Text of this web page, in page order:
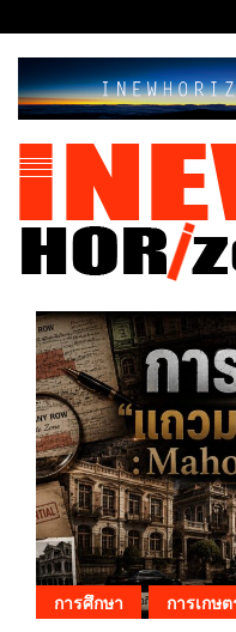
to
content
การศึกษา การเกษ